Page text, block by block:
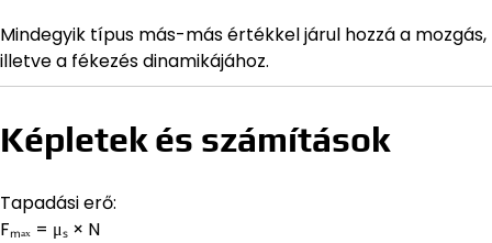
Mindegyik típus más-más értékkel járul hozzá a mozgás,
illetve a fékezés dinamikájához.
Képletek és számítások
Tapadási erő:
Fₘₐₓ = μₛ × N